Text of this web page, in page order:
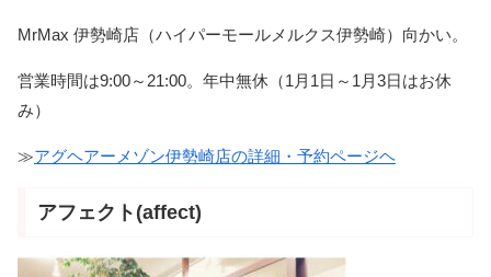
MrMax 伊勢崎店（ハイパーモールメルクス伊勢崎）向かい。
営業時間は9:00～21:00。年中無休（1月1日～1月3日はお休
み）
≫アグヘアーメゾン伊勢崎店の詳細・予約ページヘ
アフェクト(affect)